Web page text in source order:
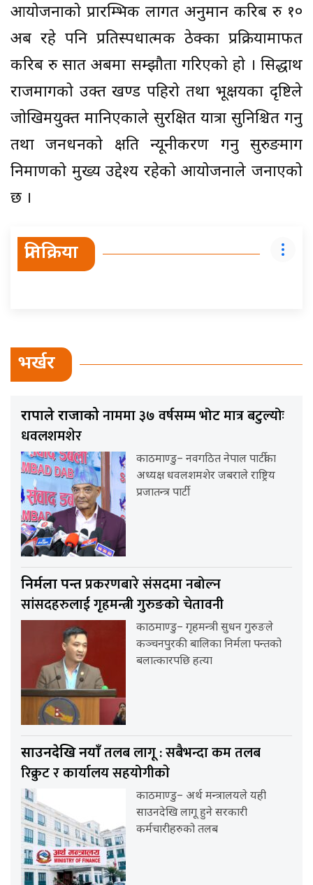
आयोजनाको प्रारम्भिक लागत अनुमान करिब रु १०
अर्ब रहे पनि प्रतिस्पर्धात्मक ठेक्का प्रक्रियामार्फत
करिब रु सात अर्बमा सम्झौता गरिएको हो । सिद्धार्थ
राजमार्गको उक्त खण्ड पहिरो तथा भूक्षयका दृष्टिले
जोखिमयुक्त मानिएकाले सुरक्षित यात्रा सुनिश्चित गर्नु
तथा जनधनको क्षति न्यूनीकरण गर्नु सुरुङमार्ग
निर्माणको मुख्य उद्देश्य रहेको आयोजनाले जनाएको
छ ।
प्रतिक्रिया
भर्खर
राप्रपाले राजाकोनाममा ३७ वर्षसम्म भोट मात्र बटुल्योः
धवलशमशेर
काठमाण्डु– नवगठित नेपाल पार्टीका
अध्यक्ष धवलशमशेर जबराले राष्ट्रिय
प्रजातन्त्र पार्टी
निर्मला पन्तप्रकरणबारे संसदमा नबोल्न
सांसदहरुलाई गृहमन्त्री गुरुङको चेतावनी
काठमाण्डु– गृहमन्त्री सुधन गुरुङले
कञ्चनपुरकी बालिका निर्मला पन्तको
बलात्कारपछि हत्या
साउनदेखि नयाँतलब लागू : सबैभन्दा कम तलब
रिक्रुट र कार्यालय सहयोगीकाे
काठमाण्डु– अर्थ मन्त्रालयले यही
साउनदेखि लागू हुने सरकारी
कर्मचारीहरुको तलब